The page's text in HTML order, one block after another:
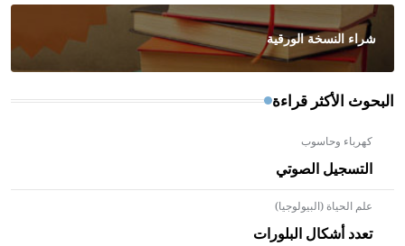
شراء النسخة الورقية
البحوث الأكثر قراءة
كهرباء وحاسوب
التسجيل الصوتي
علم الحياة (البيولوجيا)
تعدد أشكال البلورات